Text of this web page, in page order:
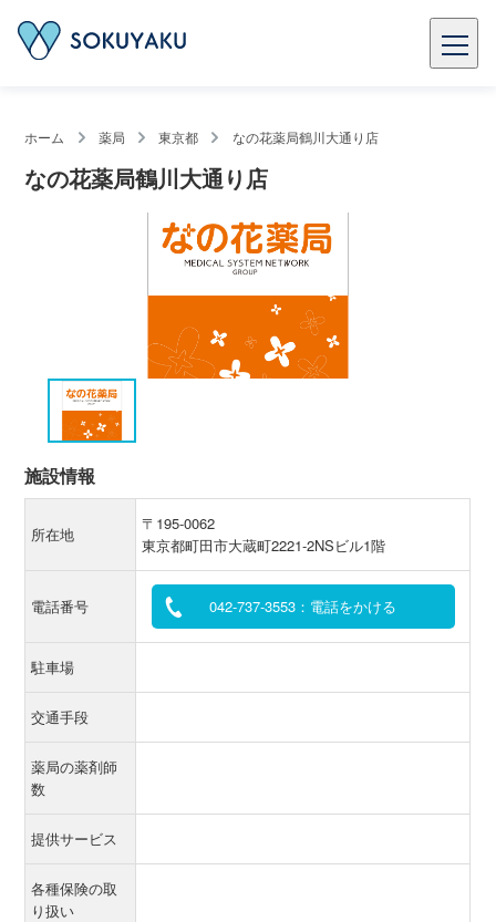
ホーム 薬局 東京都 なの花薬局鶴川大通り店
なの花薬局鶴川大通り店
施設情報
所在地
〒195-0062
東京都町田市大蔵町2221-2NSビル1階
電話番号 042-737-3553：電話をかける
駐車場
交通手段
薬局の薬剤師
数
提供サービス
各種保険の取
り扱い